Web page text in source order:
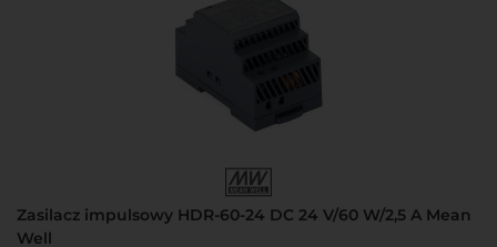
Zasilacz impulsowy HDR-60-24 DC 24 V/60 W/2,5 A Mean
Well